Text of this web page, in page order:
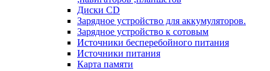
Диски CD
Зарядное устройство для аккумуляторов.
Зарядное устройство к сотовым
Источники бесперебойного питания
Источники питания
Карта памяти